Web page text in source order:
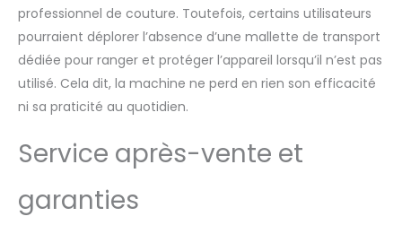
professionnel de couture. Toutefois, certains utilisateurs
pourraient déplorer l’absence d’une mallette de transport
dédiée pour ranger et protéger l’appareil lorsqu’il n’est pas
utilisé. Cela dit, la machine ne perd en rien son efficacité
ni sa praticité au quotidien.
Service après-vente et
garanties